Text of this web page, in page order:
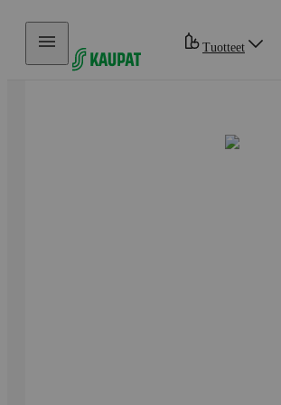
Hyppää sisältöön
Tuotteet